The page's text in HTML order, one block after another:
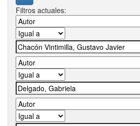
Filtros actuales: